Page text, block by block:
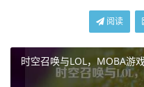
阅读
时空召唤与LOL，MOBA游